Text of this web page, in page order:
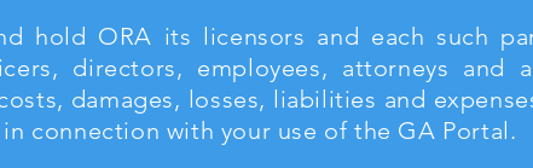
hold ORA its licensors and each such
directors, employees, attorneys and
damages, losses, liabilities and
connection with your use of the GA Portal.